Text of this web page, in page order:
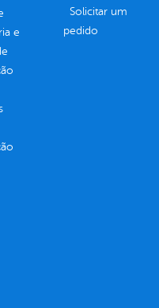
e
Solicitar um
pedido